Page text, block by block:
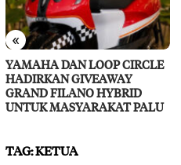
«
YAMAHA DAN LOOP CIRCLE
HADIRKAN GIVEAWAY
GRAND FILANO HYBRID
UNTUK MASYARAKAT PALU
TAG:KETUA